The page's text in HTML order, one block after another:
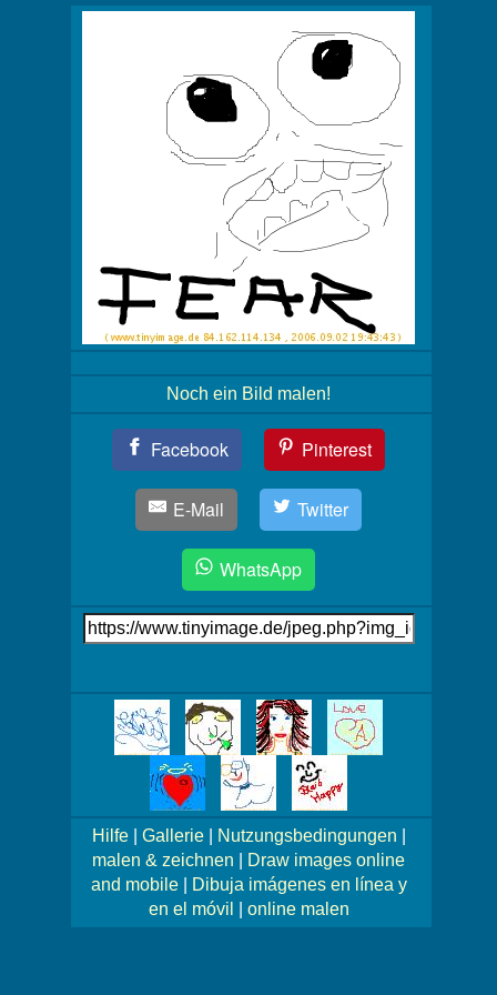
Noch ein Bild malen!
Facebook Pinterest
E-Mail Twitter
WhatsApp
Link
auf's
Bilder!
Hilfe| Gallerie| Nutzungsbedingungen
malen & zeichnen
Draw images online
and mobile|
Dibuja imágenes en línea y
en el móvil
online malen